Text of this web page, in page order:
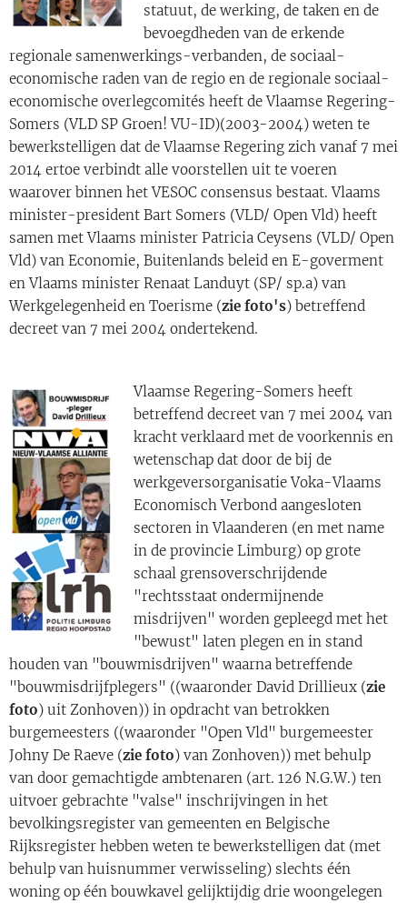
statuut, de werking, de taken en de
bevoegdheden van de erkende
regionale samenwerkings-verbanden, de sociaal-
economische raden van de regio en de regionale sociaal-
economische overlegcomités heeft de Vlaamse Regering-
Somers (VLD SP Groen! VU-ID)(2003-2004) weten te
bewerkstelligen dat de Vlaamse Regering zich vanaf 7 mei
2014 ertoe verbindt alle voorstellen uit te voeren
waarover binnen het VESOC consensus bestaat. Vlaams
minister-president Bart Somers (VLD/ Open Vld) heeft
samen met Vlaams minister Patricia Ceysens (VLD/ Open
Vld) van Economie, Buitenlands beleid en E-goverment
en Vlaams minister Renaat Landuyt (SP/ sp.a) van
Werkgelegenheid en Toerisme (zie foto's) betreffend
decreet van 7 mei 2004 ondertekend.
Vlaamse Regering-Somers heeft
betreffend decreet van 7 mei 2004 van
kracht verklaard met de voorkennis en
wetenschap dat door de bij de
werkgeversorganisatie Voka-Vlaams
Economisch Verbond aangesloten
sectoren in Vlaanderen (en met name
in de provincie Limburg) op grote
schaal grensoverschrijdende
"rechtsstaat ondermijnende
misdrijven" worden gepleegd met het
"bewust" laten plegen en in stand
houden van "bouwmisdrijven" waarna betreffende
"bouwmisdrijfplegers" ((waaronder David Drillieux (zie
foto) uit Zonhoven)) in opdracht van betrokken
burgemeesters ((waaronder "Open Vld" burgemeester
Johny De Raeve (zie foto) van Zonhoven)) met behulp
van door gemachtigde ambtenaren (art. 126 N.G.W.) ten
uitvoer gebrachte "valse" inschrijvingen in het
bevolkingsregister van gemeenten en Belgische
Rijksregister hebben weten te bewerkstelligen dat (met
behulp van huisnummer verwisseling) slechts één
woning op één bouwkavel gelijktijdig drie woongelegen